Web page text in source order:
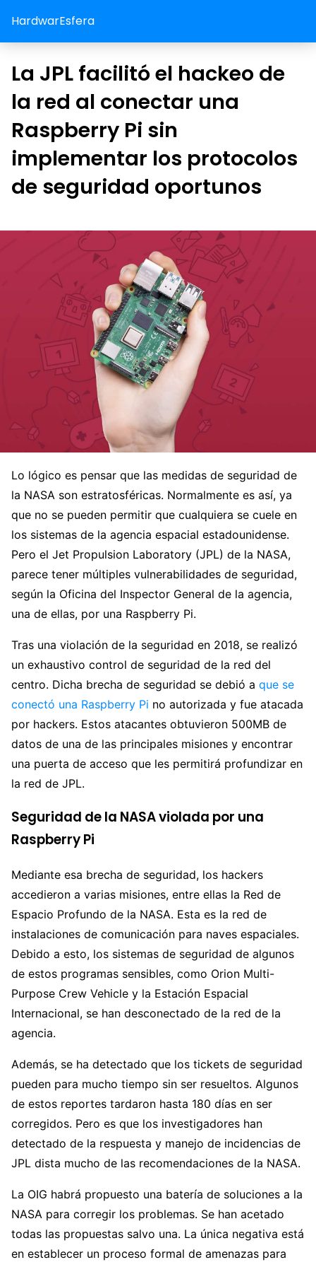
HardwarEsfera
La JPL facilitó el hackeo de
la red al conectar una
Raspberry Pi sin
implementar los protocolos
de seguridad oportunos
Lo lógico es pensar que las medidas de seguridad de
la NASA son estratosféricas. Normalmente es así, ya
que no se pueden permitir que cualquiera se cuele en
los sistemas de la agencia espacial estadounidense.
Pero el Jet Propulsion Laboratory (JPL) de la NASA,
parece tener múltiples vulnerabilidades de seguridad,
según la Oficina del Inspector General de la agencia,
una de ellas, por una Raspberry Pi.
Tras una violación de la seguridad en 2018, se realizó
un exhaustivo control de seguridad de la red del
centro. Dicha brecha de seguridad se debió a que se
conectó una Raspberry Pi no autorizada y fue atacada
por hackers. Estos atacantes obtuvieron 500MB de
datos de una de las principales misiones y encontrar
una puerta de acceso que les permitirá profundizar en
la red de JPL.
Seguridad de la NASA violada por una
Raspberry Pi
Mediante esa brecha de seguridad, los hackers
accedieron a varias misiones, entre ellas la Red de
Espacio Profundo de la NASA. Esta es la red de
instalaciones de comunicación para naves espaciales.
Debido a esto, los sistemas de seguridad de algunos
de estos programas sensibles, como Orion Multi-
Purpose Crew Vehicle y la Estación Espacial
Internacional, se han desconectado de la red de la
agencia.
Además, se ha detectado que los tickets de seguridad
pueden para mucho tiempo sin ser resueltos. Algunos
de estos reportes tardaron hasta 180 días en ser
corregidos. Pero es que los investigadores han
detectado de la respuesta y manejo de incidencias de
JPL dista mucho de las recomendaciones de la NASA.
La OIG habrá propuesto una batería de soluciones a la
NASA para corregir los problemas. Se han acetado
todas las propuestas salvo una. La única negativa está
en establecer un proceso formal de amenazas para